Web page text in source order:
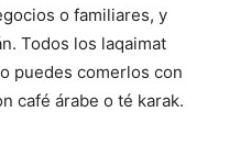
o familiares, y
Todos los laqaimat
puedes comerlos con
café árabe o té karak.